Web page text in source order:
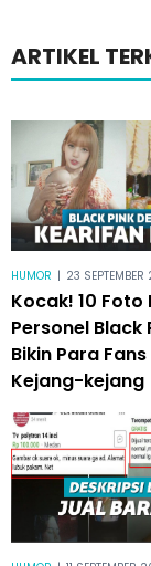
ARTIKEL
HUMOR | 23 SEPTEMBER
Kocak! 10 Foto
Personel Black
Bikin Para
Kejang-kejang